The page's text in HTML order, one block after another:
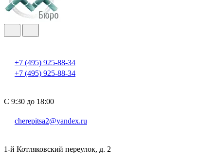
+7 (495) 925-88-34
+7 (495) 925-88-34
С 9:30 до 18:00
cherepitsa2@yandex.ru
1-й Котляковский переулок, д. 2